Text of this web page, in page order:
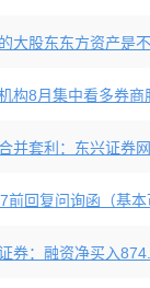
大股东东方资产是
构8月集中看多券商
并套利：东兴证券
前回复问询函（基
券：融资净买入